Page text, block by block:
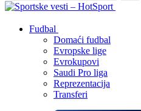
Fudbal
Domaći fudbal
Evropske lige
Evrokupovi
Saudi Pro liga
Reprezentacija
Transferi